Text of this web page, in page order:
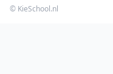
© KieSchool.nl